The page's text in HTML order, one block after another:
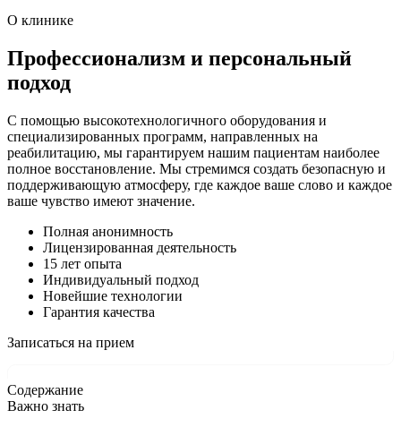
О клинике
Профессионализм и персональный
подход
С помощью высокотехнологичного оборудования и
специализированных программ, направленных на
реабилитацию, мы гарантируем нашим пациентам наиболее
полное восстановление. Мы стремимся создать безопасную и
поддерживающую атмосферу, где каждое ваше слово и каждое
ваше чувство имеют значение.
Полная анонимность
Лицензированная деятельность
15 лет опыта
Индивидуальный подход
Новейшие технологии
Гарантия качества
Записаться на прием
Содержание
Важно знать